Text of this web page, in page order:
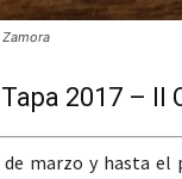
Zamora
2017 –
de marzo y hasta